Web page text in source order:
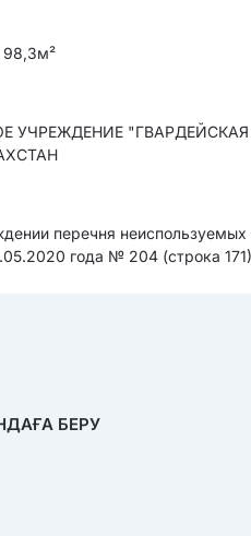
98,3м²
УЧРЕЖДЕНИЕ
перечня
года № 204 (строка 171)
БЕРУ